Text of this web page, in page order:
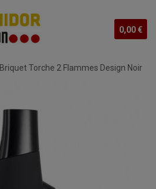
0,00 €
Briquet Torche 2 Flammes Design Noir